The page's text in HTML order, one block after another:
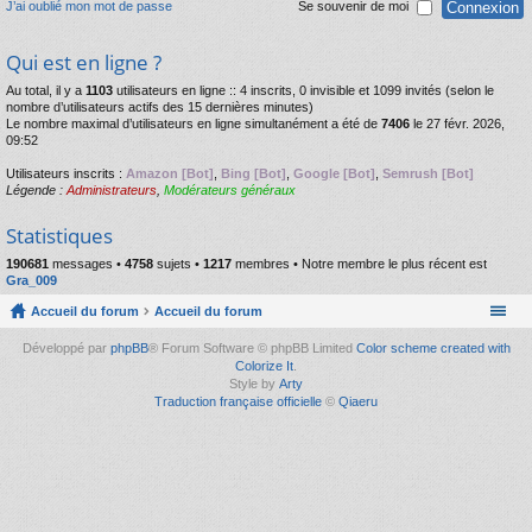
J’ai oublié mon mot de passe Se souvenir de moi
Qui est en ligne ?
Au total, il y a 1103 utilisateurs en ligne :: 4 inscrits, 0 invisible et 1099 invités (selon le
nombre d’utilisateurs actifs des 15 dernières minutes)
Le nombre maximal d’utilisateurs en ligne simultanément a été de 7406 le 27 févr. 2026,
09:52
Utilisateurs inscrits : Amazon [Bot] Bing [Bot] Google [Bot] Semrush [Bot]
Légende : Administrateurs Modérateurs généraux
Statistiques
190681 messages • 4758 sujets • 1217 membres • Notre membre le plus récent est
Gra_009
Accueil du forum Accueil du forum
Développé par phpBB® Forum Software © phpBB Limited Color scheme created with
Colorize It.
Style by Arty
Traduction française officielle © Qiaeru